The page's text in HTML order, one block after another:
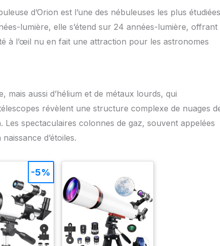
d’Orion est l’une des nébuleuses les plus étudiées
lumière, elle s’étend sur 24 années-lumière, offrant
à l’œil nu en fait une attraction pour les astronomes
mais aussi d’hélium et de métaux lourds, qui
révèlent une structure complexe de nuages
spectaculaires colonnes de gaz, souvent appelées
d’étoiles.
-5%